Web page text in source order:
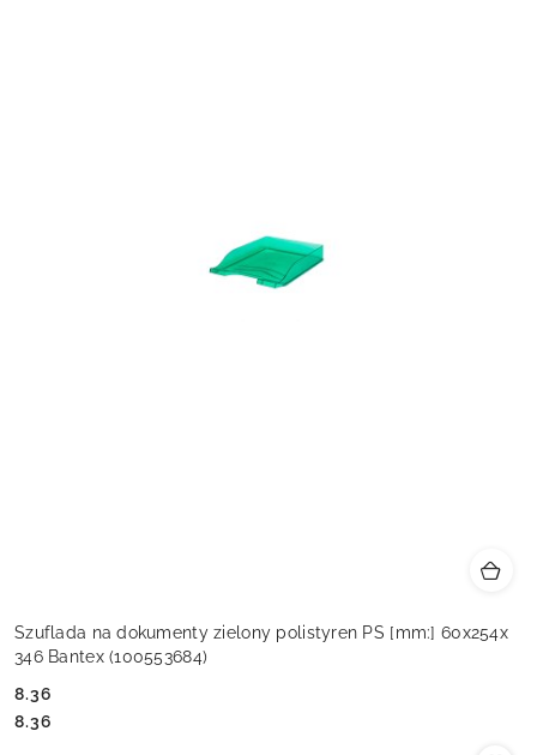
Szuflada na dokumenty zielony polistyren PS [mm:] 60x254x
346 Bantex (100553684)
Cena:
8.36
Cena:
8.36